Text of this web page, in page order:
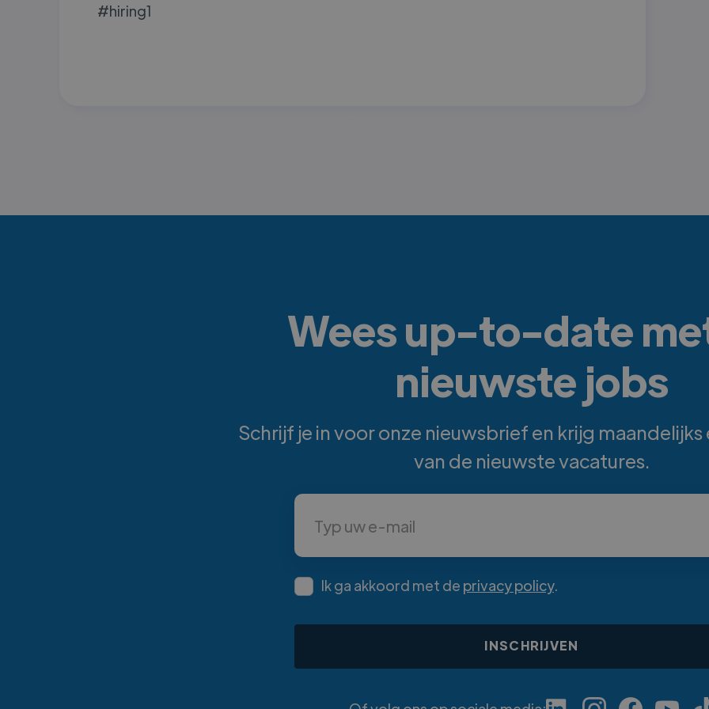
#hiring1
Wees up-to-date
nieuwste jobs
Schrijf je in voor onze nieuwsbrief en krijg
van de nieuwste vacatures.
Ik ga akkoord met de privacy policy.